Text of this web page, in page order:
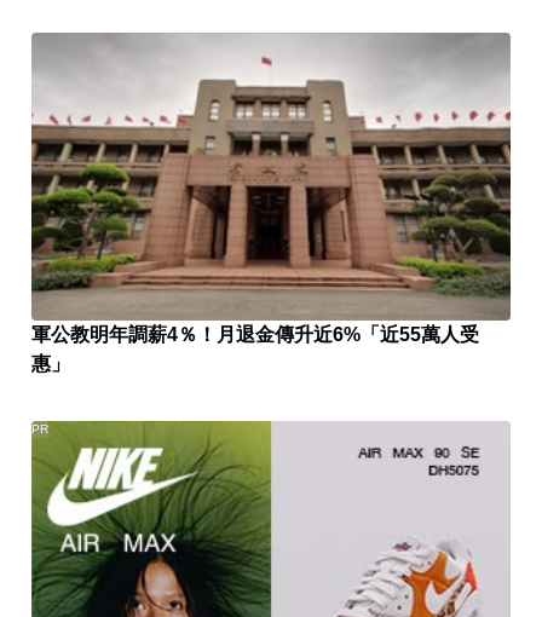
軍公教明年調薪4％！月退金傳升近6%「近55萬人受
惠」
PR